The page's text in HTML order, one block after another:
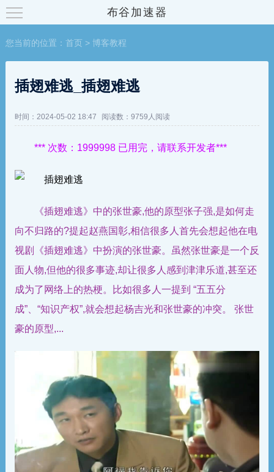
布谷加速器
您当前的位置： 首页 > 博客教程
插翅难逃_插翅难逃
时间：2024-05-02 18:47 阅读数：9759人阅读
*** 次数：1999998 已用完，请联系开发者***
《插翅难逃》中的张世豪,他的原型张子强,是如何走
向不归路的?提起赵燕国彰,相信很多人首先会想起他在电
视剧《插翅难逃》中扮演的张世豪。虽然张世豪是一个反
面人物,但他的很多事迹,却让很多人感到津津乐道,甚至还
成为了网络上的热梗。比如很多人一提到 “五五分
成”、“知识产权”,就会想起杨吉光和张世豪的冲突。 张世
豪的原型,...